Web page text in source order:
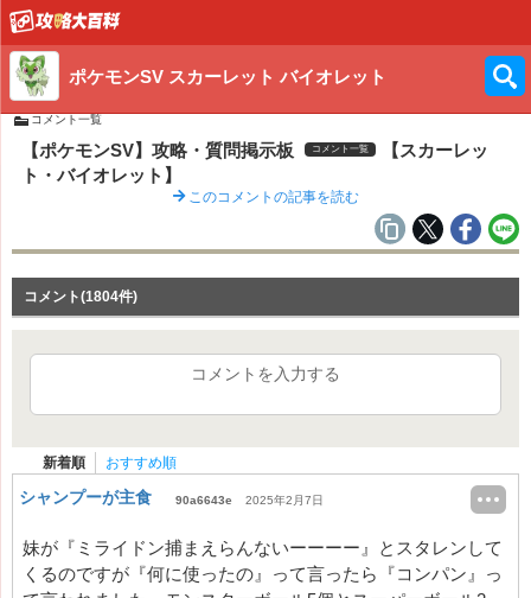
ポケモンSV スカーレット バイオレット
コメント一覧
【ポケモンSV】攻略・質問掲示板 コメント一覧
【スカーレッ
ト・バイオレット】
このコメントの記事を読む
コメント(1804件)
コメントを入力する
新着順 おすすめ順
シャンプーが主食 90a6643e 2025年2月7日
妹が『ミライドン捕まえらんないーーーー』とスタレンして
くるのですが『何に使ったの』って言ったら『コンパン』っ